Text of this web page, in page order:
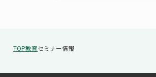
TOP教育セミナー情報